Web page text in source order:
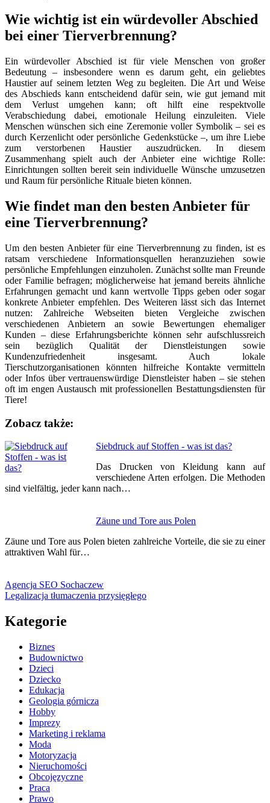
Wie wichtig ist ein würdevoller Abschied
bei einer Tierverbrennung?
Ein würdevoller Abschied ist für viele Menschen von großer
Bedeutung – insbesondere wenn es darum geht, ein geliebtes
Haustier auf seinem letzten Weg zu begleiten. Die Art und Weise
des Abschieds kann entscheidend dafür sein, wie gut jemand mit
dem Verlust umgehen kann; oft hilft eine respektvolle
Verabschiedung dabei, emotionale Heilung einzuleiten. Viele
Menschen wünschen sich eine Zeremonie voller Symbolik – sei es
durch Kerzenlicht oder persönliche Gedenkstücke –, um ihre Liebe
zum verstorbenen Haustier auszudrücken. In diesem
Zusammenhang spielt auch der Anbieter eine wichtige Rolle:
Einrichtungen sollten bereit sein individuelle Wünsche umzusetzen
und Raum für persönliche Rituale bieten können.
Wie findet man den besten Anbieter für
eine Tierverbrennung?
Um den besten Anbieter für eine Tierverbrennung zu finden, ist es
ratsam verschiedene Informationsquellen heranzuziehen sowie
persönliche Empfehlungen einzuholen. Zunächst sollte man Freunde
oder Familie befragen; möglicherweise hat jemand bereits ähnliche
Erfahrungen gemacht und kann wertvolle Tipps geben oder sogar
konkrete Anbieter empfehlen. Des Weiteren lässt sich das Internet
nutzen: Zahlreiche Webseiten bieten Vergleiche zwischen
verschiedenen Anbietern an sowie Bewertungen ehemaliger
Kunden – diese Erfahrungsberichte können sehr aufschlussreich
sein bezüglich Qualität der Dienstleistungen sowie
Kundenzufriedenheit insgesamt. Auch lokale
Tierschutzorganisationen könnten hilfreiche Kontakte vermitteln
oder Infos über vertrauenswürdige Dienstleister haben – sie stehen
oft im engen Austausch mit professionellen Bestattungsdiensten für
Tiere!
Zobacz także:
Siebdruck auf Stoffen - was ist das?
Das Drucken von Kleidung kann auf
verschiedene Arten erfolgen. Die Methoden
sind vielfältig, jeder kann nach…
Zäune und Tore aus Polen
Zäune und Tore aus Polen bieten zahlreiche Vorteile, die sie zu einer
attraktiven Wahl für…
Nawigacja
wpisu
Agencja SEO Sochaczew
Legalizacja tłumaczenia przysięgłego
Kategorie
Biznes
Budownictwo
Dzieci
Dziecko
Edukacja
Geologia górnicza
Hobby
Imprezy
Marketing i reklama
Moda
Motoryzacja
Nieruchomości
Obcojęzyczne
Praca
Prawo